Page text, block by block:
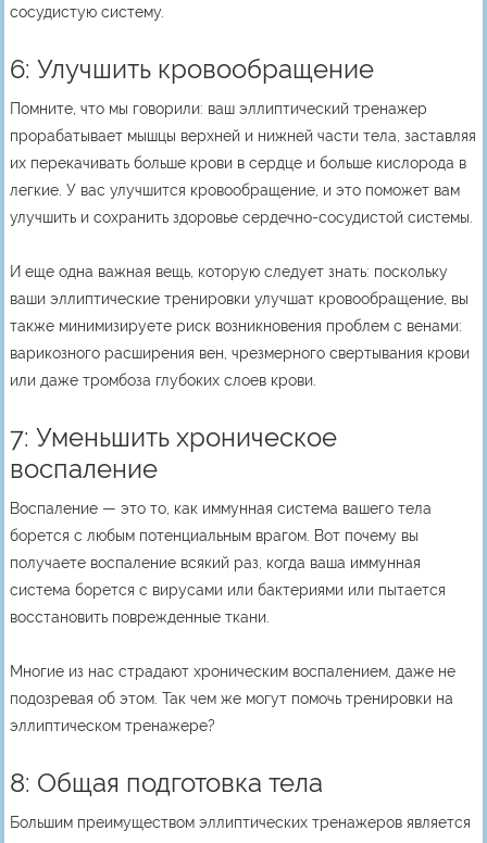
сосудистую систему.
6: Улучшить кровообращение
Помните, что мы говорили: ваш эллиптический тренажер
прорабатывает мышцы верхней и нижней части тела, заставляя
их перекачивать больше крови в сердце и больше кислорода в
легкие. У вас улучшится кровообращение, и это поможет вам
улучшить и сохранить здоровье сердечно-сосудистой системы.
И еще одна важная вещь, которую следует знать: поскольку
ваши эллиптические тренировки улучшат кровообращение, вы
также минимизируете риск возникновения проблем с венами:
варикозного расширения вен, чрезмерного свертывания крови
или даже тромбоза глубоких слоев крови.
7: Уменьшить хроническое
воспаление
Воспаление — это то, как иммунная система вашего тела
борется с любым потенциальным врагом. Вот почему вы
получаете воспаление всякий раз, когда ваша иммунная
система борется с вирусами или бактериями или пытается
восстановить поврежденные ткани.
Многие из нас страдают хроническим воспалением, даже не
подозревая об этом. Так чем же могут помочь тренировки на
эллиптическом тренажере?
8: Общая подготовка тела
Большим преимуществом эллиптических тренажеров является